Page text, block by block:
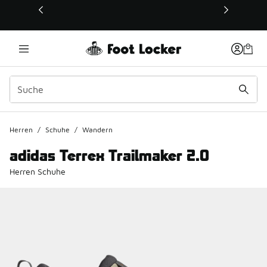
Dieser Link öffnet sich in einem neuen Fenster
Herren / Schuhe / Wandern
adidas Terrex Trailmaker 2.0
Herren Schuhe